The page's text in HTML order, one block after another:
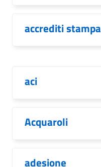
accrediti stampa
aci
Acquaroli
adesione